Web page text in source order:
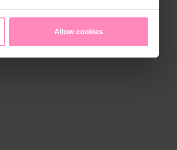
Allow cookies